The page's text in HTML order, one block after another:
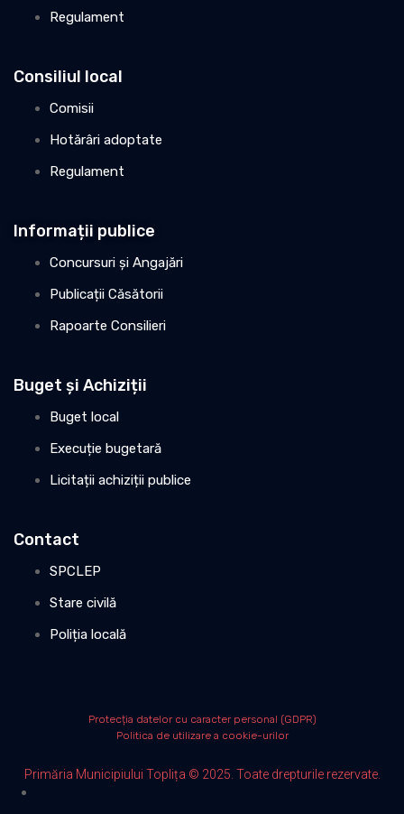
Regulament
Consiliul local
Comisii
Hotărâri adoptate
Regulament
Informații publice
Concursuri și Angajări
Publicații Căsătorii
Rapoarte Consilieri
Buget și Achiziții
Buget local
Execuție bugetară
Licitații achiziții publice
Contact
SPCLEP
Stare civilă
Poliția locală
Protecția datelor cu caracter personal (GDPR)
Politica de utilizare a cookie-urilor
Primăria Municipiului Toplița © 2025. Toate drepturile rezervate.